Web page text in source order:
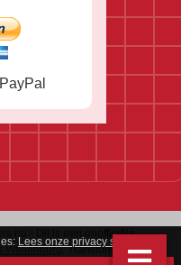
- Dit is een onofficiële
Weijenburg. Transformers is een
Lees onze privacy statement